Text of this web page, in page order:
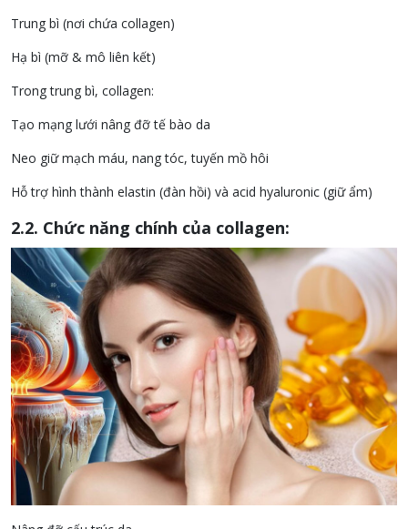
Trung bì (nơi chứa collagen)
Hạ bì (mỡ & mô liên kết)
Trong trung bì, collagen:
Tạo mạng lưới nâng đỡ tế bào da
Neo giữ mạch máu, nang tóc, tuyến mồ hôi
Hỗ trợ hình thành elastin (đàn hồi) và acid hyaluronic (giữ ẩm)
2.2. Chức năng chính của collagen: